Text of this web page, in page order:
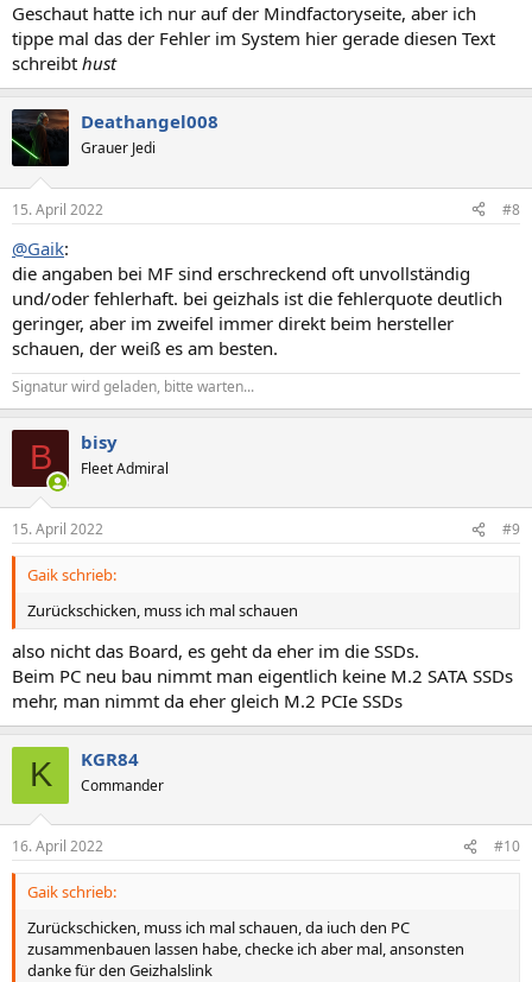
Geschaut hatte ich nur auf der Mindfactoryseite, aber ich
tippe mal das der Fehler im System hier gerade diesen Text
schreibt hust
Deathangel008
Grauer Jedi
15. April 2022 #8
@Gaik:
die angaben bei MF sind erschreckend oft unvollständig
und/oder fehlerhaft. bei geizhals ist die fehlerquote deutlich
geringer, aber im zweifel immer direkt beim hersteller
schauen, der weiß es am besten.
Signatur wird geladen, bitte warten...
B bisy
Fleet Admiral
15. April 2022 #9
Gaik schrieb:
Zurückschicken, muss ich mal schauen
also nicht das Board, es geht da eher im die SSDs.
Beim PC neu bau nimmt man eigentlich keine M.2 SATA SSDs
mehr, man nimmt da eher gleich M.2 PCIe SSDs
K KGR84
Commander
16. April 2022 #10
Gaik schrieb:
Zurückschicken, muss ich mal schauen, da iuch den PC
zusammenbauen lassen habe, checke ich aber mal, ansonsten
danke für den Geizhalslink